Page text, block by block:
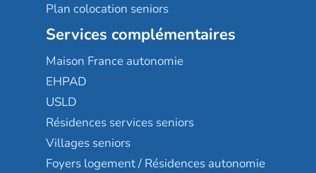
Plan colocation seniors
Services complémentaires
Maison France autonomie
EHPAD
USLD
Résidences services seniors
Villages seniors
Foyers logement / Résidences autonomie